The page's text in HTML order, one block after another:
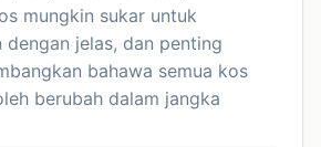
mungkin sukar untuk
jelas, dan penting
bahawa semua kos
berubah dalam jangka